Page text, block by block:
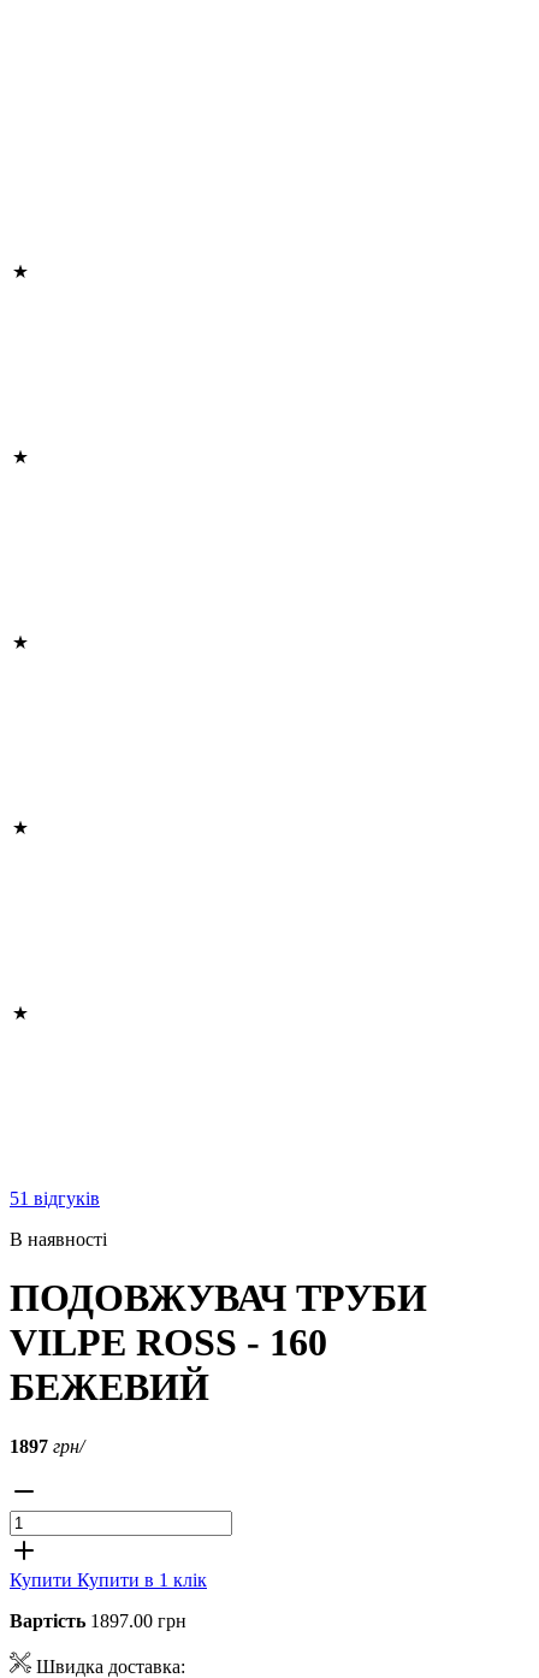
51 відгуків
В наявності
ПОДОВЖУВАЧ ТРУБИ
VILPE ROSS - 160
БЕЖЕВИЙ
1897 грн/
Купити Купити в 1 клік
Вартість 1897.00 грн
Швидка доставка: